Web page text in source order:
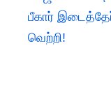
பீகார்
வெற்றி!